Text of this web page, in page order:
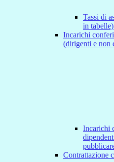
Tassi di
in tabelle)
Incarichi
(dirigenti e non
Incarichi
Contrattazione